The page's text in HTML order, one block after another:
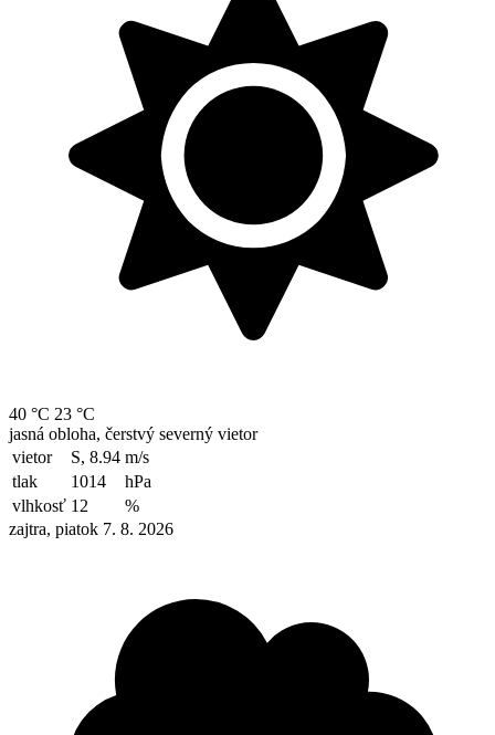
40 °C 23 °C
jasná obloha, čerstvý severný vietor
vietor
S, 8.94 m/s
tlak
1014
hPa
vlhkosť 12
%
zajtra, piatok 7. 8. 2026